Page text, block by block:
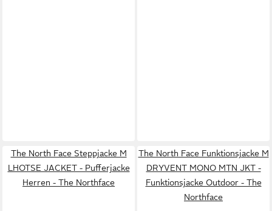
The North Face Steppjacke M
LHOTSE JACKET - Pufferjacke
Herren - The Northface
The North Face Funktionsjacke M
DRYVENT MONO MTN JKT -
Funktionsjacke Outdoor - The
Northface